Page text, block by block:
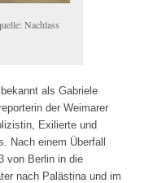
Nachlass
als Gabriele
der Weimarer
Exilierte und
Nach einem Überfall
von Berlin in die
nach Palästina und im